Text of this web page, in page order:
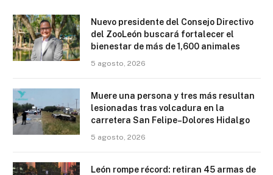
Nuevo presidente del Consejo Directivo
del ZooLeón buscará fortalecer el
bienestar de más de 1,600 animales
5 agosto, 2026
Muere una persona y tres más resultan
lesionadas tras volcadura en la
carretera San Felipe–Dolores Hidalgo
5 agosto, 2026
León rompe récord: retiran 45 armas de